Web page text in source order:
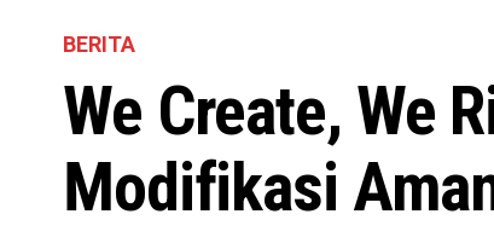
BERITA
We Create, We
Modifikasi